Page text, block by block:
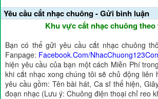
Yêu cầu cắt nhạc chuông - Gửi bình luận
Khu vực cắt nhạc chuông theo
Bạn có thể gửi yêu cầu cắt nhạc chuông
Fanpage: Facebook.Com/
hiện yêu cầu của bạn một cách Miễn Phí
khi cắt nhạc xong chúng tôi sẽ chủ động liên
yêu cầu gồm: Tên bài hát, Ca sĩ thể hiện,
đoạn nhạc (Lưu ý: Chuông điện thoại chỉ reo